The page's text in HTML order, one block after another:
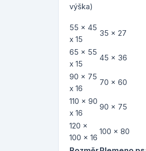
výška)
55 x 45
x 15
35 x 27
65 x 55
x 15
45 x 36
90 x 75
x 16
70 x 60
110 x 90
x 16
90 x 75
120 x
100 x 16
100 x 80